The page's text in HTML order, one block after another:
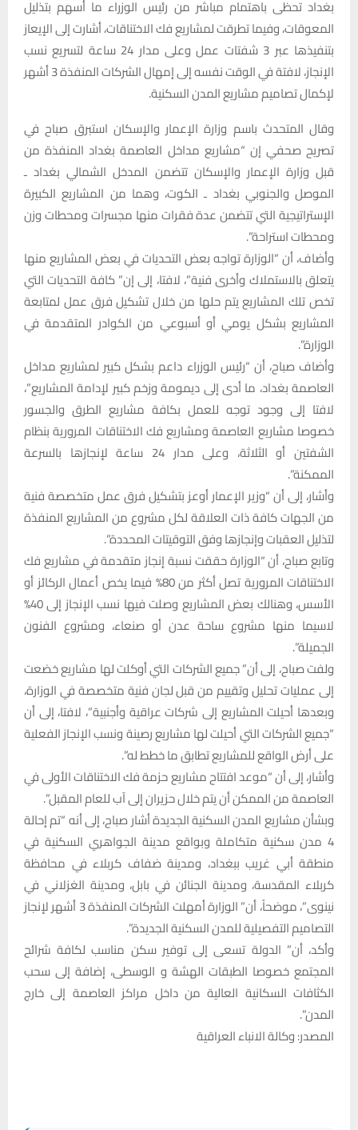
بغداد تحظى باهتمام مباشر من رئيس الوزراء ما أسهم بتذليل
المعوقات، وفيما تطرقت لمشاريع فك الاختناقات، أشارت إلى الإيعاز
بتنفيذها عبر 3 شفتات عمل وعلى مدار 24 ساعة لتسريع نسب
الإنجاز، لافتة في الوقت نفسه إلى إمهال الشركات المنفذة 3 أشهر
لإكمال تصاميم مشاريع المدن السكنية.
وقال المتحدث باسم وزارة الإعمار والإسكان استبرق صباح في
تصريح صحفي إن “مشاريع مداخل العاصمة بغداد المنفذة من
قبل وزارة الإعمار والإسكان تتضمن المدخل الشمالي بغداد ـ
الموصل والجنوبي بغداد ـ الكوت، وهما من المشاريع الكبيرة
الإستراتيجية التي تتضمن عدة فقرات منها مجسرات ومحطات وزن
ومحطات استراحة”.
وأضاف، أن “الوزارة تواجه بعض التحديات في بعض المشاريع منها
يتعلق بالاستملاك وأخرى فنية”، لافتا، إلى إن” كافة التحديات التي
تخص تلك المشاريع يتم حلها من خلال تشكيل فرق عمل لمتابعة
المشاريع بشكل يومي أو أسبوعي من الكوادر المتقدمة في
الوزارة”.
وأضاف صباح، أن “رئيس الوزراء داعم بشكل كبير لمشاريع مداخل
العاصمة بغداد، ما أدى إلى ديمومة وزخم كبير لإدامة المشاريع”،
لافتا إلى وجود توجه للعمل بكافة مشاريع الطرق والجسور
خصوصا مشاريع العاصمة ومشاريع فك الاختناقات المرورية بنظام
الشفتين أو الثلاثة، وعلى مدار 24 ساعة لإنجازها بالسرعة
الممكنة”.
وأشار، إلى أن “وزير الإعمار أوعز بتشكيل فرق عمل متخصصة فنية
من الجهات كافة ذات العلاقة لكل مشروع من المشاريع المنفذة
لتذليل العقبات وإنجازها وفق التوقيتات المحددة”.
وتابع صباح، أن “الوزارة حققت نسبة إنجاز متقدمة في مشاريع فك
الاختناقات المرورية تصل أكثر من 80% فيما يخص أعمال الركائز أو
الأسس، وهنالك بعض المشاريع وصلت فيها نسب الإنجاز إلى 40%
لاسيما منها مشروع ساحة عدن أو صنعاء، ومشروع الفنون
الجميلة”.
ولفت صباح، إلى أن” جميع الشركات التي أوكلت لها مشاريع خضعت
إلى عمليات تحليل وتقييم من قبل لجان فنية متخصصة في الوزارة،
وبعدها أحيلت المشاريع إلى شركات عراقية وأجنبية”، لافتا، إلى أن
“جميع الشركات التي أحيلت لها مشاريع رصينة ونسب الإنجاز الفعلية
على أرض الواقع للمشاريع تطابق ما خطط له”.
وأشار، إلى أن “موعد افتتاح مشاريع حزمة فك الاختناقات الأولى في
العاصمة من الممكن أن يتم خلال حزيران إلى آب للعام المقبل”.
وبشأن مشاريع المدن السكنية الجديدة أشار صباح، إلى أنه “تم إحالة
4 مدن سكنية متكاملة وبواقع مدينة الجواهري السكنية في
منطقة أبي غريب ببغداد، ومدينة ضفاف كربلاء في محافظة
كربلاء المقدسة، ومدينة الجنائن في بابل، ومدينة الغزلاني في
نينوى”، موضحاً، أن” الوزارة أمهلت الشركات المنفذة 3 أشهر لإنجاز
التصاميم التفصيلية للمدن السكنية الجديدة”.
وأكد، أن” الدولة تسعى إلى توفير سكن مناسب لكافة شرائح
المجتمع خصوصا الطبقات الهشة و الوسطى، إضافة إلى سحب
الكثافات السكانية العالية من داخل مراكز العاصمة إلى خارج
المدن”.
المصدر: وكالة الانباء العراقية